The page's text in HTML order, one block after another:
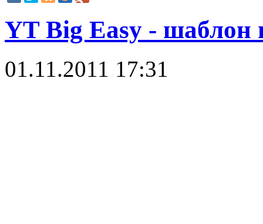
YT Big Easy - шаблон
01.11.2011 17:31